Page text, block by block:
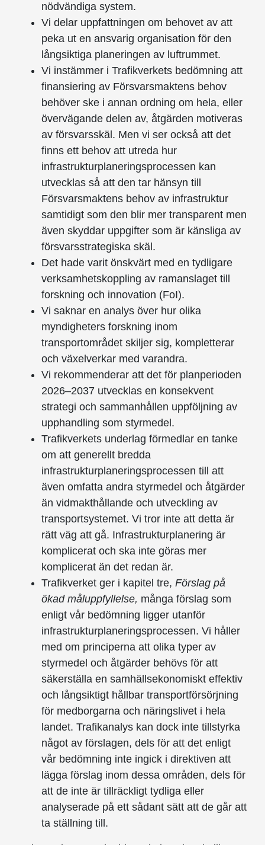
nödvändiga system.
Vi delar uppfattningen om behovet av att
peka ut en ansvarig organisation för den
långsiktiga planeringen av luftrummet.
Vi instämmer i Trafikverkets bedömning att
finansiering av Försvarsmaktens behov
behöver ske i annan ordning om hela, eller
övervägande delen av, åtgärden motiveras
av försvarsskäl. Men vi ser också att det
finns ett behov att utreda hur
infrastrukturplaneringsprocessen kan
utvecklas så att den tar hänsyn till
Försvarsmaktens behov av infrastruktur
samtidigt som den blir mer transparent men
även skyddar uppgifter som är känsliga av
försvarsstrategiska skäl.
Det hade varit önskvärt med en tydligare
verksamhetskoppling av ramanslaget till
forskning och innovation (FoI).
Vi saknar en analys över hur olika
myndigheters forskning inom
transportområdet skiljer sig, kompletterar
och växelverkar med varandra.
Vi rekommenderar att det för planperioden
2026–2037 utvecklas en konsekvent
strategi och sammanhållen uppföljning av
upphandling som styrmedel.
Trafikverkets underlag förmedlar en tanke
om att generellt bredda
infrastrukturplaneringsprocessen till att
även omfatta andra styrmedel och åtgärder
än vidmakthållande och utveckling av
transportsystemet. Vi tror inte att detta är
rätt väg att gå. Infrastrukturplanering är
komplicerat och ska inte göras mer
komplicerat än det redan är.
Trafikverket ger i kapitel tre, Förslag på
ökad måluppfyllelse, många förslag som
enligt vår bedömning ligger utanför
infrastrukturplaneringsprocessen. Vi håller
med om principerna att olika typer av
styrmedel och åtgärder behövs för att
säkerställa en samhällsekonomiskt effektiv
och långsiktigt hållbar transportförsörjning
för medborgarna och näringslivet i hela
landet. Trafikanalys kan dock inte tillstyrka
något av förslagen, dels för att det enligt
vår bedömning inte ingick i direktiven att
lägga förslag inom dessa områden, dels för
att de inte är tillräckligt tydliga eller
analyserade på ett sådant sätt att de går att
ta ställning till.